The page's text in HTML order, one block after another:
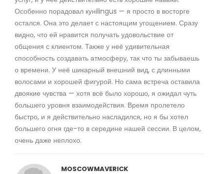
Особенно порадовал кунilingus — я просто в восторге
остался. Она это делает с настоящим угощением. Сразу
видно, что ей нравится получать удовольствие от
общения с клиентом. Также у неё удивительная
способность создавать атмосферу, так что ты забываешь
о времени. У неё шикарный внешний вид, с длинными
волосами и хорошей фигурой. Но сама встреча оставила
двоякие чувства — хотя всё было хорошо, я ожидал чуть
большего уровня взаимодействия. Время пролетело
быстро, и я действительно насладился, но я бы хотел
большего огня где-то в середине нашей сессии. В целом,
очень даже неплохо.
MOSCOWMAVERICK